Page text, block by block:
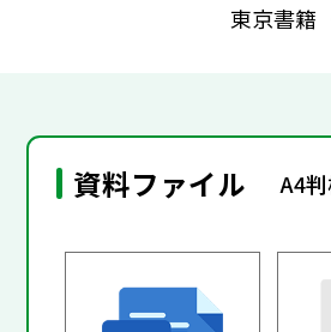
東京書籍
資料ファイル A4